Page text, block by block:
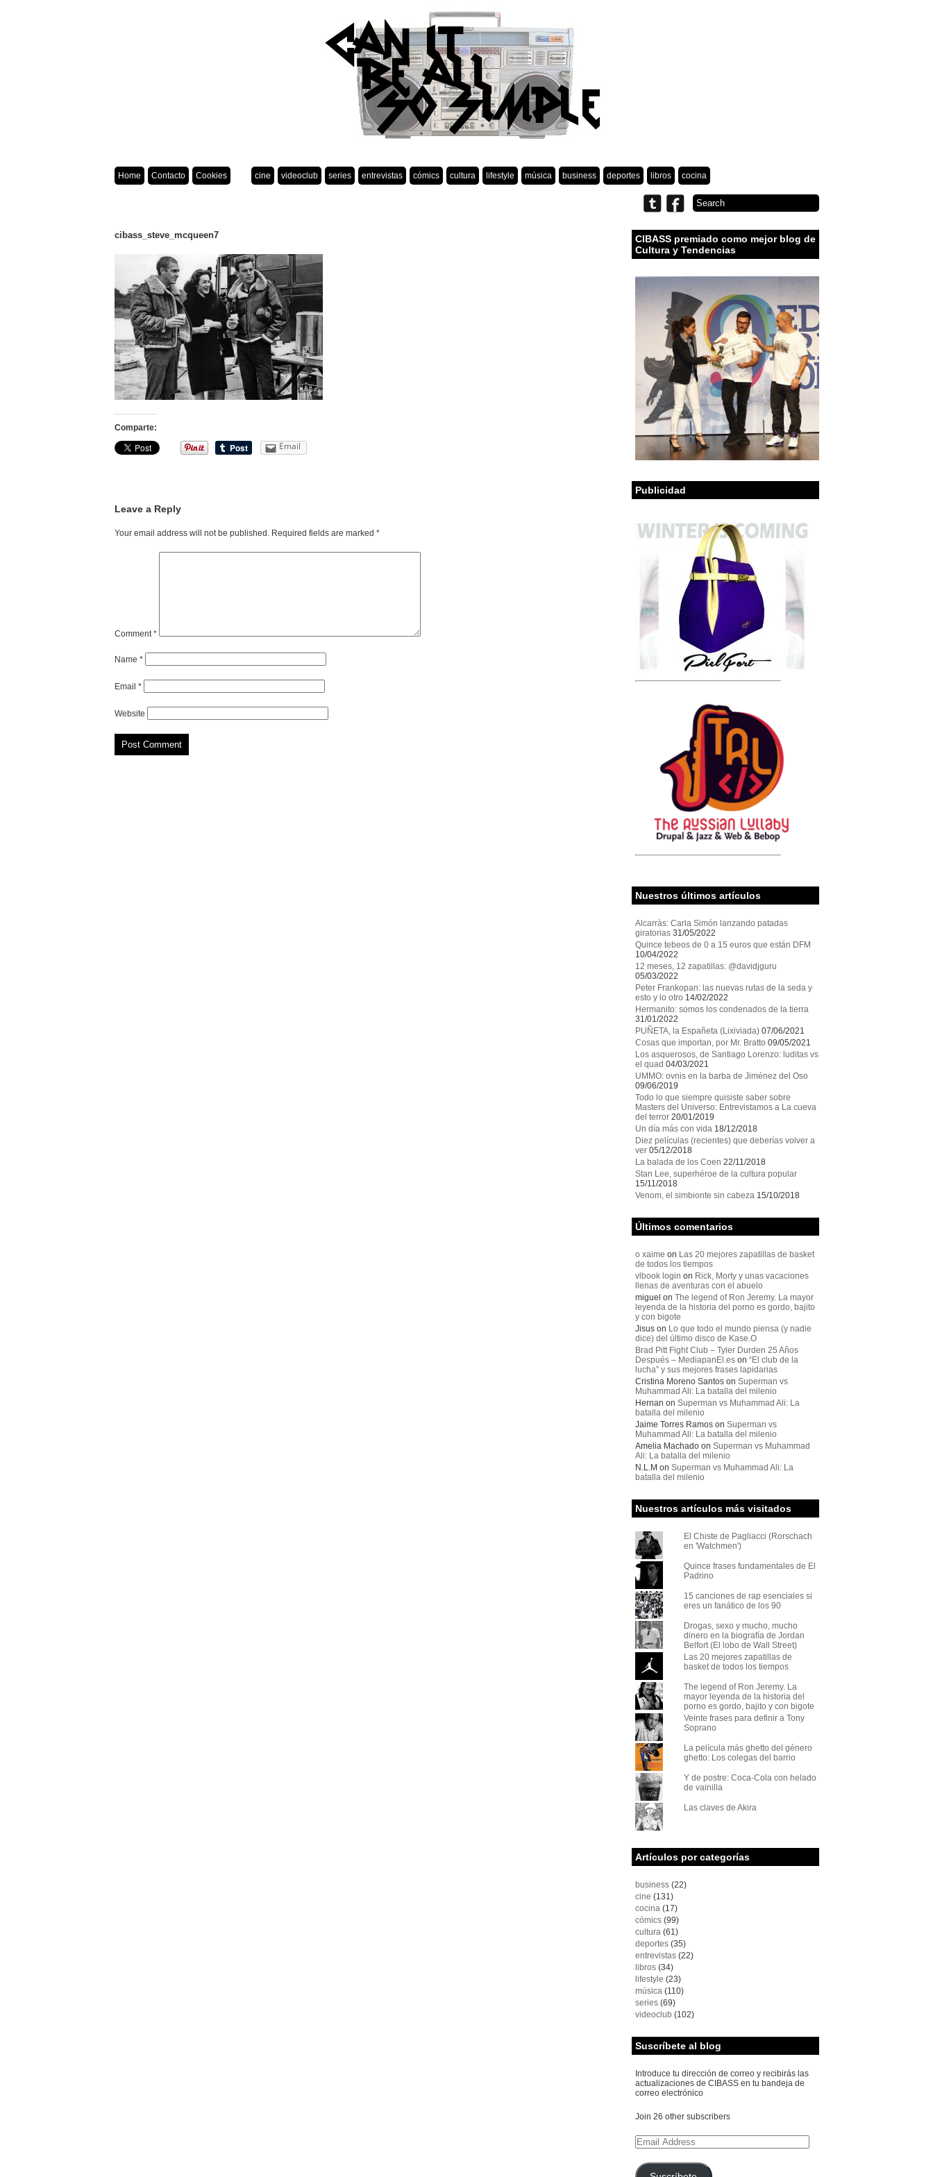
Home Contacto Cookies cine videoclub series entrevistas cómics cultura lifestyle música business deportes libros cocina
cibass_steve_mcqueen7
Comparte:
Email
Leave a Reply
Your email address will not be published. Required fields are marked *
Comment*
Name *
Email *
Website
CIBASS premiado como mejor blog de
Cultura y Tendencias
Publicidad
Nuestros últimos artículos
Alcarràs: Carla Simón lanzando patadas
giratorias 31/05/2022
Quince tebeos de 0 a 15 euros que están DFM
10/04/2022
12 meses, 12 zapatillas: @davidjguru
05/03/2022
Peter Frankopan: las nuevas rutas de la seda y
esto y lo otro 14/02/2022
Hermanito: somos los condenados de la tierra
31/01/2022
PUÑETA, la Españeta (Lixiviada) 07/06/2021
Cosas que importan, por Mr. Bratto 09/05/2021
Los asquerosos, de Santiago Lorenzo: luditas vs
el quad 04/03/2021
UMMO: ovnis en la barba de Jiménez del Oso
09/06/2019
Todo lo que siempre quisiste saber sobre
Masters del Universo: Entrevistamos a La cueva
del terror 20/01/2019
Un día más con vida 18/12/2018
Diez películas (recientes) que deberías volver a
ver 05/12/2018
La balada de los Coen 22/11/2018
Stan Lee, superhéroe de la cultura popular
15/11/2018
Venom, el simbionte sin cabeza 15/10/2018
Últimos comentarios
o xaime on Las 20 mejores zapatillas de basket
de todos los tiempos
vlbook login on Rick, Morty y unas vacaciones
llenas de aventuras con el abuelo
miguel on The legend of Ron Jeremy. La mayor
leyenda de la historia del porno es gordo, bajito
y con bigote
Jisuson Lo que todo el mundo piensa (y nadie
dice) del último disco de Kase.O
Brad Pitt Fight Club – Tyler Durden 25 Años
Después – MediapanEl.eson “El club de la
lucha” y sus mejores frases lapidarias
Cristina Moreno Santoson Superman vs
Muhammad Ali: La batalla del milenio
Hernan on Superman vs Muhammad Ali: La
batalla del milenio
Jaime Torres Ramoson Superman vs
Muhammad Ali: La batalla del milenio
Amelia Machadoon Superman vs Muhammad
Ali: La batalla del milenio
N.L.M on Superman vs Muhammad Ali: La
batalla del milenio
Nuestros artículos más visitados
El Chiste de Pagliacci (Rorschach
en 'Watchmen')
Quince frases fundamentales de El
Padrino
15 canciones de rap esenciales si
eres un fanático de los 90
Drogas, sexo y mucho, mucho
dinero en la biografía de Jordan
Belfort (El lobo de Wall Street)
Las 20 mejores zapatillas de
basket de todos los tiempos
The legend of Ron Jeremy. La
mayor leyenda de la historia del
porno es gordo, bajito y con bigote
Veinte frases para definir a Tony
Soprano
La película más ghetto del género
ghetto: Los colegas del barrio
Y de postre: Coca-Cola con helado
de vainilla
Las claves de Akira
Artículos por categorías
business(22)
cine (131)
cocina(17)
cómics(99)
cultura(61)
deportes(35)
entrevistas(22)
libros(34)
lifestyle (23)
música(110)
series(69)
videoclub (102)
Suscríbete al blog
Introduce tu dirección de correo y recibirás las
actualizaciones de CIBASS en tu bandeja de
correo electrónico
Join 26 other subscribers
Email
Address